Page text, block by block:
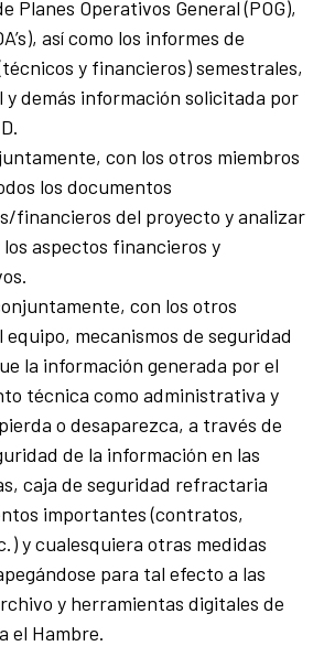
Planes Operativos General (POG),
así como los informes de
y financieros) semestrales,
y demás información solicitada por
con los otros miembros
los documentos
financieros del proyecto y analizar
aspectos financieros y
con los otros
equipo, mecanismos de seguridad
la información generada por el
técnica como administrativa y
o desaparezca, a través de
de la información en las
caja de seguridad refractaria
importantes (contratos,
y cualesquiera otras medidas
para tal efecto a las
y herramientas digitales de
el Hambre.